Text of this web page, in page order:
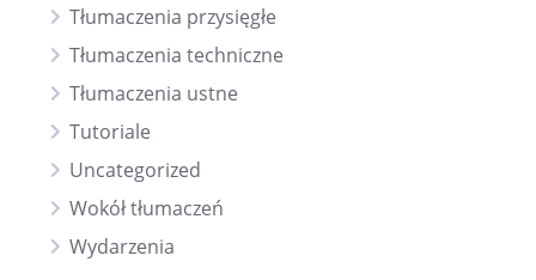
Tłumaczenia przysięgłe
Tłumaczenia techniczne
Tłumaczenia ustne
Tutoriale
Uncategorized
Wokół tłumaczeń
Wydarzenia